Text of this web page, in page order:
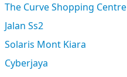
The Curve Shopping Centre
Jalan Ss2
Solaris Mont Kiara
Cyberjaya